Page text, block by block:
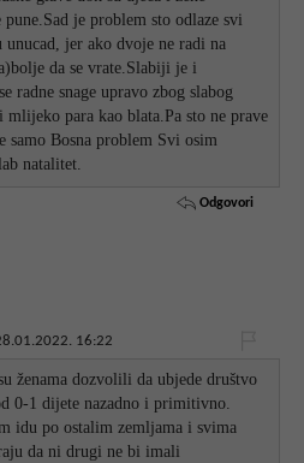
je problem sto odlaze svi
unucad, jer ako dvoje ne radi na
da se vrate.Slabiji je i
radne snage upravo zbog slabog
mlijeko para kao blata.Pa sto ne prave
samo Bosna problem Svi osim
natalitet.
Odgovori
16:22
ženama dozvolili da ubjede društvo
0-1 dijete nazadno i primitivno.
idu po ostalim zemljama i svima
da ni drugi ne bi imali